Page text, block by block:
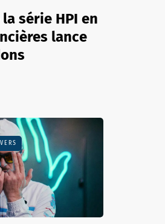
série HPI en
lance